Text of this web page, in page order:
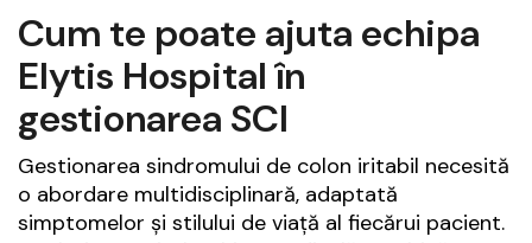
Cum te poate ajuta echipa
Elytis Hospital în
gestionarea SCI
Gestionarea sindromului de colon iritabil necesită
o abordare multidisciplinară, adaptată
simptomelor și stilului de viață al fiecărui pacient.